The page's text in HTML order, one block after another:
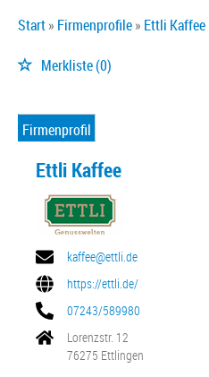
Start Firmenprofile Ettli Kaffee
Merkliste(0)
Firmenprofil
Ettli Kaffee
kaffee@ettli.de
https://ettli.de/
07243/589980
Lorenzstr. 12
76275 Ettlingen